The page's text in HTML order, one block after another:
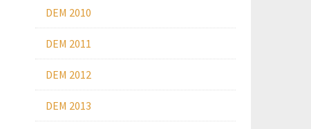
DEM 2010
DEM 2011
DEM 2012
DEM 2013